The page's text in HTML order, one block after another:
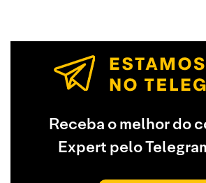
Receba o melhor do
Expert pelo